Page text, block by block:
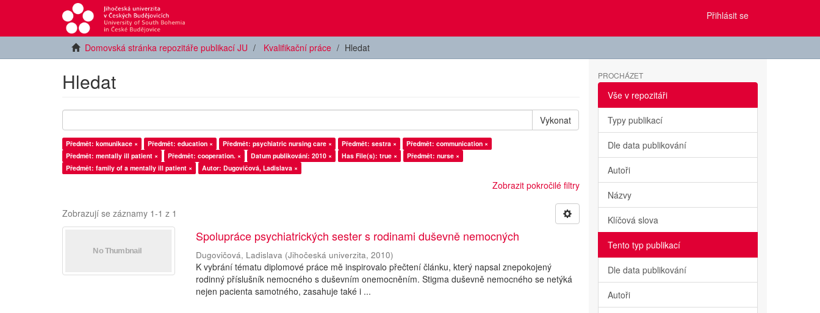
Přihlásit se
Domovská stránka repozitáře publikací JU Kvalifikační práce Hledat
Hledat
Vykonat
Předmět: komunikace × Předmět: education × Předmět: psychiatric nursing care × Předmět: sestra ×
Předmět: communication ×
Předmět: mentally ill patient ×
Předmět: cooperation. × Datum publikování: 2010 × Has File(s): true ×
Předmět: nurse ×
Předmět: family of a mentally ill patient ×
Autor: Dugovičová, Ladislava ×
Zobrazit pokročilé filtry
Zobrazují se záznamy 1-1 z 1
Spolupráce psychiatrických sester s rodinami duševně nemocných
Dugovičová, Ladislava (Jihočeská univerzita,2010)
K vybrání tématu diplomové práce mě inspirovalo přečtení článku, který napsal znepokojený
rodinný příslušník nemocného s duševním onemocněním. Stigma duševně nemocného se netýká
nejen pacienta samotného, zasahuje také i ...
PROCHÁZET
Vše v repozitáři
Typy publikací
Dle data publikování
Autoři
Názvy
Klíčová slova
Tento typ publikací
Dle data publikování
Autoři